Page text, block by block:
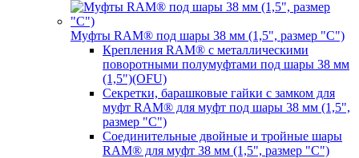
Муфты RAM® под шары 38 мм (1,5", размер "C")
Крепления RAM® с металлическими
поворотными полумуфтами под шары 38 мм
(1,5")(OFU)
Секретки, барашковые гайки с замком для
муфт RAM® для муфт под шары 38 мм (1,5",
размер "C")
Соединительные двойные и тройные шары
RAM® для муфт 38 мм (1,5", размер "C")